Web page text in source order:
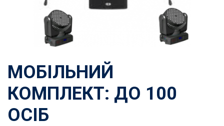
МОБІЛЬНИЙ
КОМПЛЕКТ: ДО 100
ОСІБ